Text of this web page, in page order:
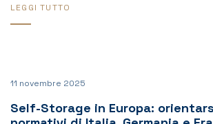
LEGGI TUTTO
11 novembre 2025
Self-Storage in Europa: